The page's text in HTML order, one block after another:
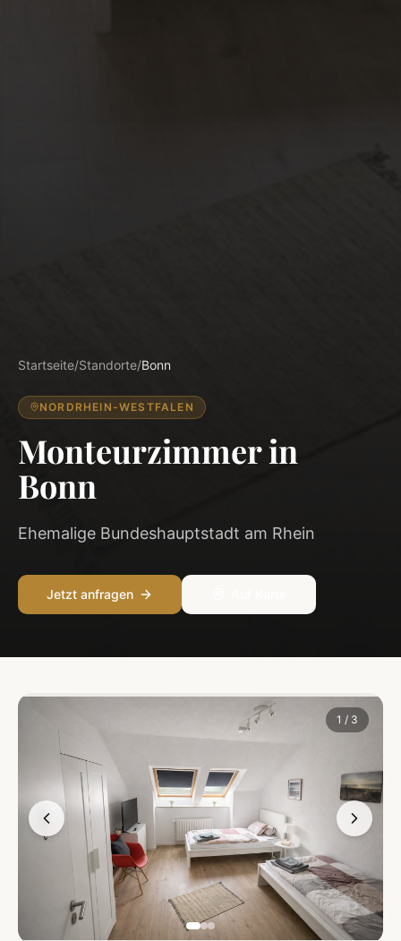
Startseite/Standorte/Bonn
NORDRHEIN-WESTFALEN
Monteurzimmer in
Bonn
Ehemalige Bundeshauptstadt am Rhein
Jetzt anfragen
1 / 3